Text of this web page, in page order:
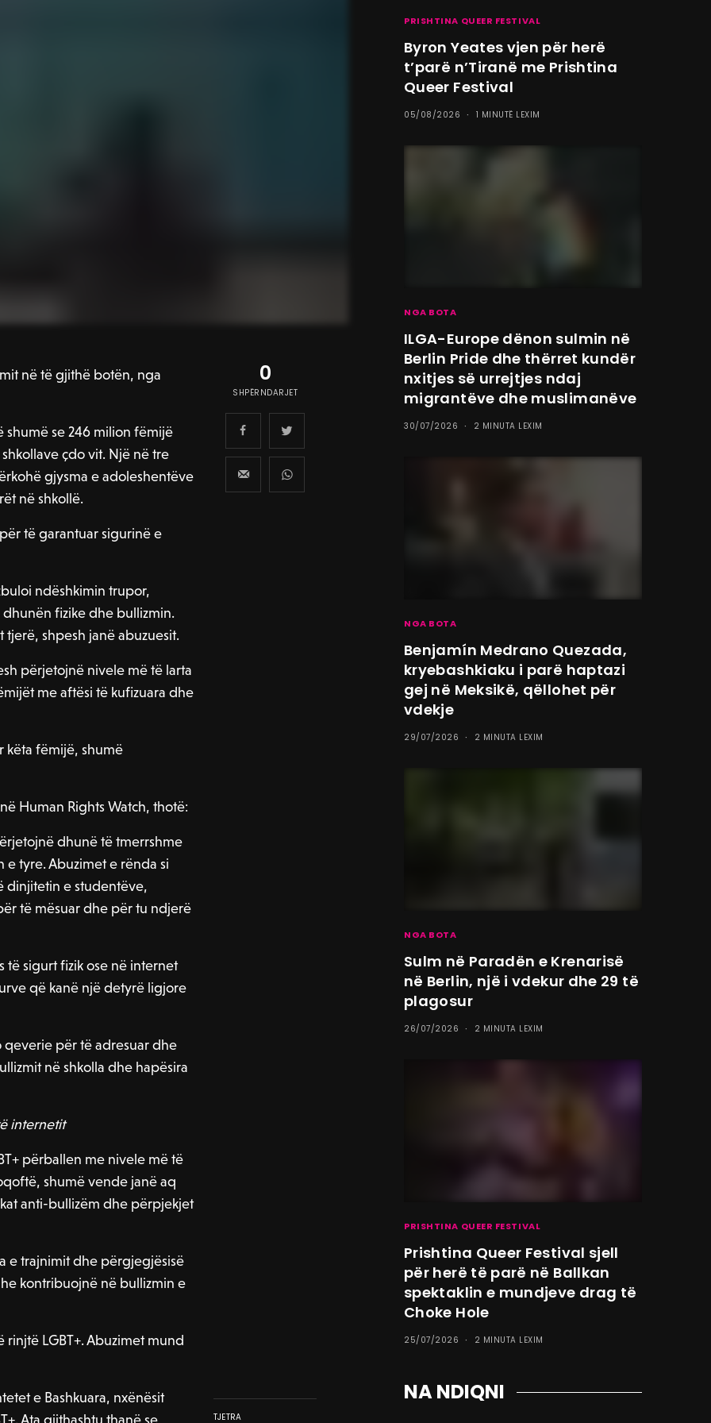
në të gjithë botën, nga
shumë se 246 milion fëmijë
çdo vit. Një në tre
gjysma e adoleshentëve
në shkollë.
të garantuar sigurinë e
ndëshkimin trupor,
fizike dhe bullizmin.
tjerë, shpesh janë abuzuesit.
përjetojnë nivele më të larta
me aftësi të kufizuara dhe
këta fëmijë, shumë
Human Rights Watch, thotë:
dhunë të tmerrshme
e tyre. Abuzimet e rënda si
dinjitetin e studentëve,
të mësuar dhe për tu ndjerë
të sigurt fizik ose në internet
që kanë një detyrë ligjore
qeverie për të adresuar dhe
në shkolla dhe hapësira
internetit
përballen me nivele më të
shumë vende janë aq
anti-bullizëm dhe përpjekjet
e trajnimit dhe përgjegjësisë
kontribuojnë në bullizmin e
LGBT+. Abuzimet mund
e Bashkuara, nxënësit
Ata gjithashtu thanë se
0
SHPËRNDARJET
TJETRA
PRISHTINA QUEER FESTIVAL
Byron Yeates vjen për herë
t’parë n’Tiranë me Prishtina
Queer Festival
05/08/2026 1 MINUTË LEXIM
NGA BOTA
ILGA-Europe dënon sulmin në
Berlin Pride dhe thërret kundër
nxitjes së urrejtjes ndaj
migrantëve dhe muslimanëve
30/07/2026 2 MINUTA LEXIM
NGA BOTA
Benjamín Medrano Quezada,
kryebashkiaku i parë haptazi
gej në Meksikë, qëllohet për
vdekje
29/07/2026 2 MINUTA LEXIM
NGA BOTA
Sulm në Paradën e Krenarisë
në Berlin, një i vdekur dhe 29 të
plagosur
26/07/2026 2 MINUTA LEXIM
PRISHTINA QUEER FESTIVAL
Prishtina Queer Festival sjell
për herë të parë në Ballkan
spektaklin e mundjeve drag të
Choke Hole
25/07/2026 2 MINUTA LEXIM
NA NDIQNI